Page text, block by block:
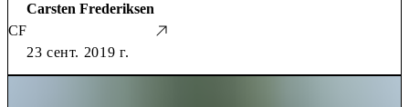
CF
Carsten Frederiksen
23 сент. 2019 г.